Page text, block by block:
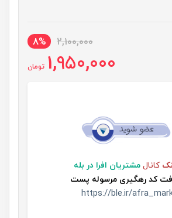
2,100,000
8%
1,950,000 تومان
کانال مشتریان افرا در بله
کد رهگیری مرسوله پست
https://ble.ir/